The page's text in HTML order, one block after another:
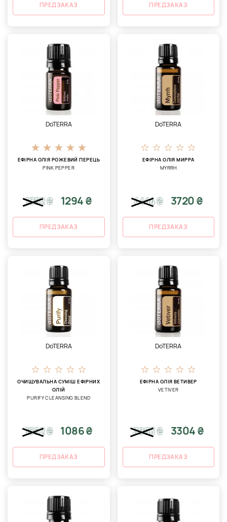
ПРЕДЗАКАЗ ПРЕДЗАКАЗ
DoTERRA
ЕФІРНА ОЛІЯ РОЖЕВИЙ ПЕРЕЦЬ
PINK PEPPER
1382₴ 1294 ₴
ПРЕДЗАКАЗ
DoTERRA
ЕФІРНА ОЛІЯ МИРРА
MYRRH
4444₴ 3720 ₴
ПРЕДЗАКАЗ
DoTERRA
ОЧИЩУВАЛЬНА СУМІШ ЕФІРНИХ
ОЛІЙ
PURIFY CLEANSING BLEND
1562₴ 1086 ₴
ПРЕДЗАКАЗ
DoTERRA
ЕФІРНА ОЛІЯ ВЕТИВЕР
VETIVER
3963₴ 3304 ₴
ПРЕДЗАКАЗ